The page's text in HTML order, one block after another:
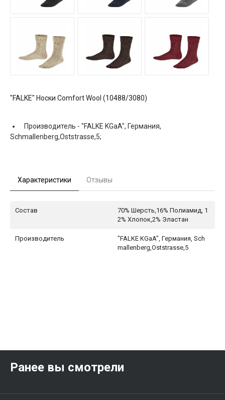
"FALKE" Носки Comfort Wool (10488/3080)
Производитель - "FALKE KGaA", Германия,
Schmallenberg,Oststrasse,5;
Характеристики Отзывы
Состав
70% Шерсть,16% Полиамид, 1
2% Хлопок,2% Эластан
Производитель
"FALKE KGaA", Германия, Sch
mallenberg,Oststrasse,5
Ранее вы смотрели